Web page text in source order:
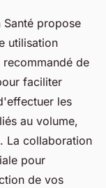
propose
utilisation
de
faciliter
les
au volume,
. La collaboration
pour
de vos